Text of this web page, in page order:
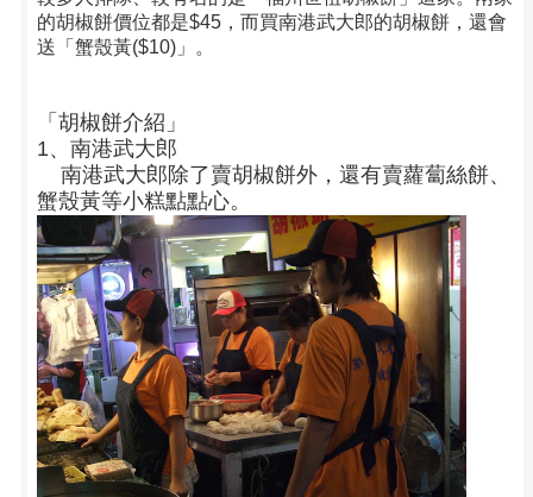
的胡椒餅價位都是$45，而買南港武大郎的胡椒餅，還會
送「蟹殼黃($10)」。
「胡椒餅介紹」
1、南港武大郎
南港武大郎除了賣胡椒餅外，還有賣蘿蔔絲餅、
蟹殼黃等小糕點點心。